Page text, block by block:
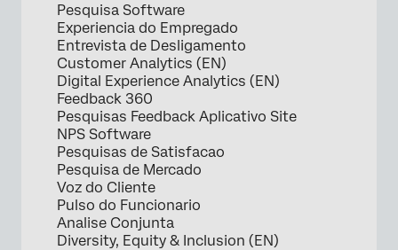
Pesquisa Software
Experiencia do Empregado
Entrevista de Desligamento
Customer Analytics (EN)
Digital Experience Analytics (EN)
Feedback 360
Pesquisas Feedback Aplicativo Site
NPS Software
Pesquisas de Satisfacao
Pesquisa de Mercado
Voz do Cliente
Pulso do Funcionario
Analise Conjunta
Diversity, Equity & Inclusion (EN)